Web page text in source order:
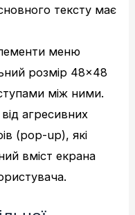
тексту має
меню
розмір 48×48
між ними.
агресивних
(pop-up), які
вміст екрана